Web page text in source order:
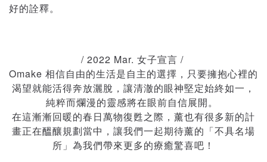
好的詮釋。
/ 2022 Mar. 女子宣言 /
Omake 相信自由的生活是自主的選擇，只要擁抱心裡的
渴望就能活得奔放灑脫，讓清澈的眼神堅定始終如一，
純粹而爛漫的靈感將在眼前自信展開。
在這漸漸回暖的春日萬物復甦之際，薰也有很多新的計
畫正在醞釀規劃當中，讓我們一起期待薰的「不具名場
所」為我們帶來更多的療癒驚喜吧！